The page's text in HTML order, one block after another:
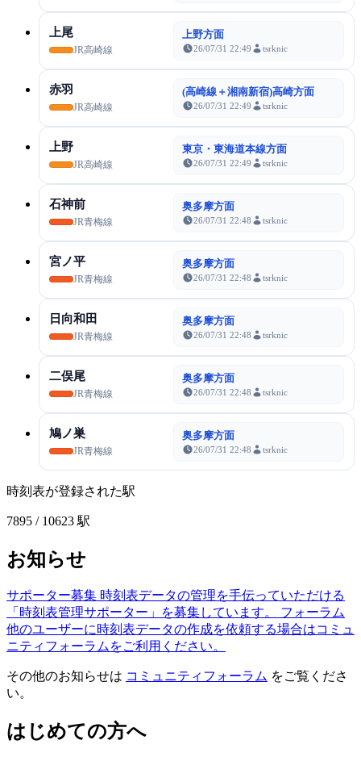
上尾
JR高崎線
上野方面
26/07/31 22:49 tsrknic
赤羽
JR高崎線
(高崎線＋湘南新宿)高崎方面
26/07/31 22:49 tsrknic
上野
JR高崎線
東京・東海道本線方面
26/07/31 22:49 tsrknic
石神前
JR青梅線
奥多摩方面
26/07/31 22:48 tsrknic
宮ノ平
JR青梅線
奥多摩方面
26/07/31 22:48 tsrknic
日向和田
JR青梅線
奥多摩方面
26/07/31 22:48 tsrknic
二俣尾
JR青梅線
奥多摩方面
26/07/31 22:48 tsrknic
鳩ノ巣
JR青梅線
奥多摩方面
26/07/31 22:48 tsrknic
時刻表が登録された駅
7895 / 10623 駅
お知らせ
サポーター募集 時刻表データの管理を手伝っていただける
「時刻表管理サポーター」を募集しています。
フォーラム
他のユーザーに時刻表データの作成を依頼する場合はコミュ
ニティフォーラムをご利用ください。
その他のお知らせは コミュニティフォーラム をご覧くださ
い。
はじめての方へ